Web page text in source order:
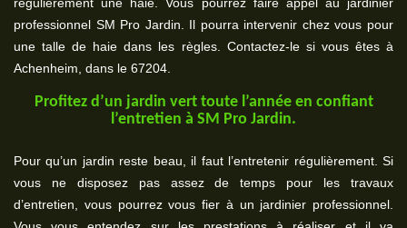
professionnel SM Pro Jardin. Il pourra intervenir chez vous pour
une talle de haie dans les règles. Contactez-le si vous êtes à
Achenheim, dans le 67204.
Profitez d’un jardin vert toute l’année en confiant
l’entretien à SM Pro Jardin.
Pour qu’un jardin reste beau, il faut l’entretenir régulièrement. Si
vous ne disposez pas assez de temps pour les travaux
d’entretien, vous pourrez vous fier à un jardinier professionnel.